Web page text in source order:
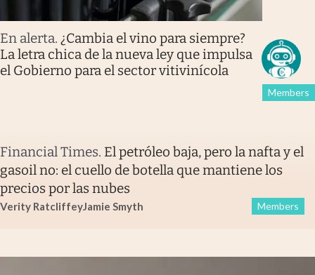
En alerta. ¿Cambia el vino para siempre?
La letra chica de la nueva ley que impulsa
el Gobierno para el sector vitivinícola
Members
Financial Times. El petróleo baja, pero la nafta y el
gasoil no: el cuello de botella que mantiene los
precios por las nubes
Verity RatcliffeyJamie Smyth Members